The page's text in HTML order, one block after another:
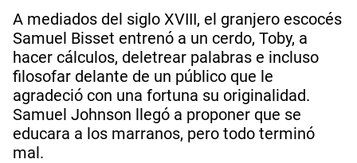
A mediados del siglo XVIII, el granjero escocés
Samuel Bisset entrenó a un cerdo, Toby, a
hacer cálculos, deletrear palabras e incluso
filosofar delante de un público que le
agradeció con una fortuna su originalidad.
Samuel Johnson llegó a proponer que se
educara a los marranos, pero todo terminó
mal.